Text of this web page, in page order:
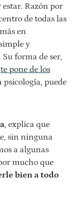
Razón por
de todas las
en
y
. Su forma de ser,
te pone de los
psicología, puede
, explica que
sin ninguna
a algunas
mucho que
bien a todo